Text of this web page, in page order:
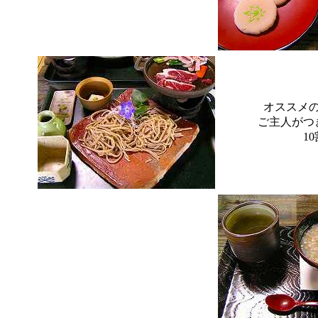
オススメ
ご主人が
10